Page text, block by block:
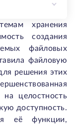
хранения
создания
файловых
файловую
решения этих
на целостность
доступность.
её функции,